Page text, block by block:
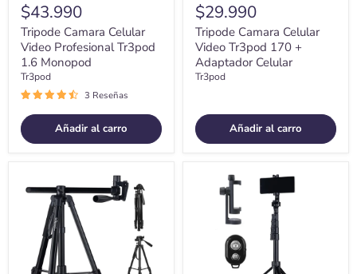
$43.990
Tripode Camara Celular
Video Profesional Tr3pod
1.6 Monopod
Tr3pod
3 Reseñas
Añadir al carro
$29.990
Tripode Camara Celular
Video Tr3pod 170 +
Adaptador Celular
Tr3pod
Añadir al carro
Camara
Cenital
Tr3pod
Aluminio
Profesional
Plegable
Celular
Tr3pod
Aluminio
Plegable
+Control